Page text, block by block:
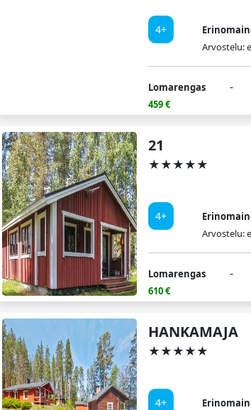
4+
Arvostelu:
Lomarengas
459 €
-
21
★★★★★
4+
Arvostelu:
Lomarengas
610 €
-
HANKAMAJA
★★★★★
4+